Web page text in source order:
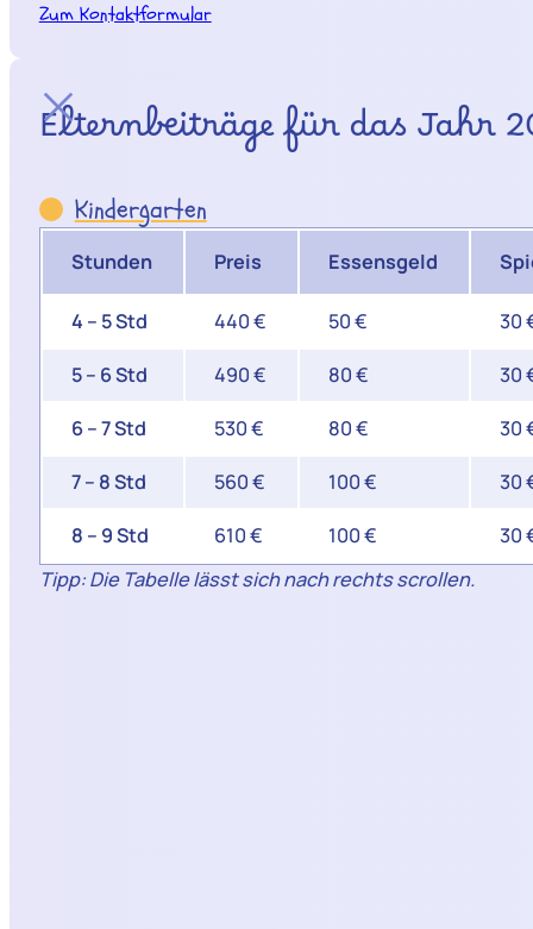
Zum Kontaktformular
Elternbeiträge für das Jahr
Kindergarten
Stunden Preis Essensgeld
4 – 5 Std 440 € 50 € 30
5 – 6 Std 490 € 80 € 30
6 – 7 Std 530 € 80 € 30
7 – 8 Std 560 € 100 € 30
8 – 9 Std 610 € 100 €
30
Tipp: Die Tabelle lässt sich nach rechts scrollen.